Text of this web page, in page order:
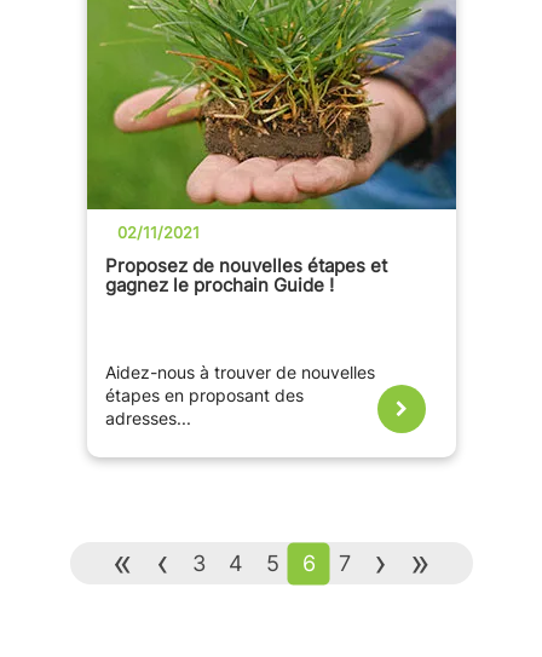
02/11/2021
Proposez de nouvelles étapes et
gagnez le prochain Guide !
Aidez-nous à trouver de nouvelles
étapes en proposant des
adresses...
« ‹ 3 4 5 6 7 › »